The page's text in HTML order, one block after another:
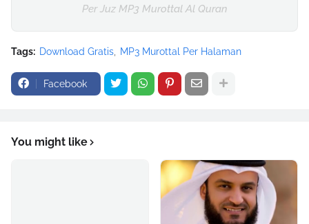
Per Juz MP3 Murottal Al Quran
Tags: Download Gratis MP3 Murottal Per Halaman
Facebook
You might like